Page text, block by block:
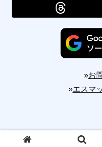
»お
»エスマ
Copyright © 2010-